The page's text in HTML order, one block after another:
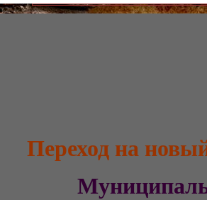
Переход на